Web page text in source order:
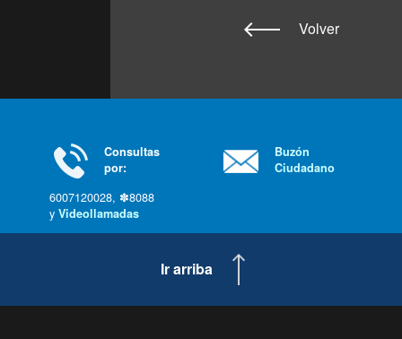
Volver
Consultas
por:
6007120028, ✽8088
y Videollamadas
Buzón
Ciudadano
Ir arriba